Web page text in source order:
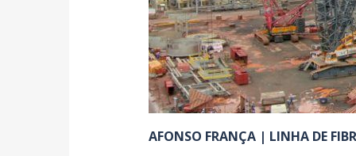
AFONSO FRANÇA | LINHA DE